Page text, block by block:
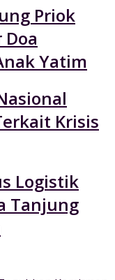
Priok
Yatim
Krisis
Logistik
Tanjung